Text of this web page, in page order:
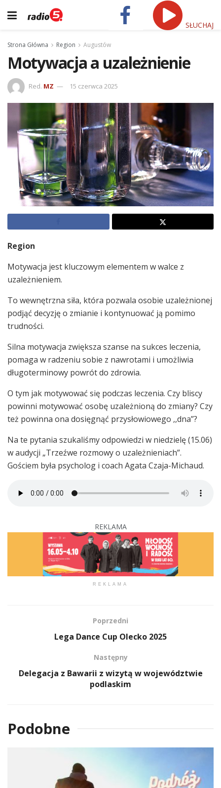
SŁUCHAJ
Strona Główna Region Augustów
Motywacja a uzależnienie
Red. MZ 15 czerwca 2025
Region
Motywacja jest kluczowym elementem w walce z
uzależnieniem.
To wewnętrzna siła, która pozwala osobie uzależnionej
podjąć decyzję o zmianie i kontynuować ją pomimo
trudności.
Silna motywacja zwiększa szanse na sukces leczenia,
pomaga w radzeniu sobie z nawrotami i umożliwia
długoterminowy powrót do zdrowia.
O tym jak motywować się podczas leczenia. Czy bliscy
powinni motywować osobę uzależnioną do zmiany? Czy
też powinna ona dosięgnąć przysłowiowego ,,dna”?
Na te pytania szukaliśmy odpowiedzi w niedzielę (15.06)
w audycji „Trzeźwe rozmowy o uzależnieniach”.
Gościem była psycholog i coach Agata Czaja-Michaud.
REKLAMA
REKLAMA
Poprzedni
Lega Dance Cup Olecko 2025
Następny
Delegacja z Bawarii z wizytą w województwie
podlaskim
Podobne